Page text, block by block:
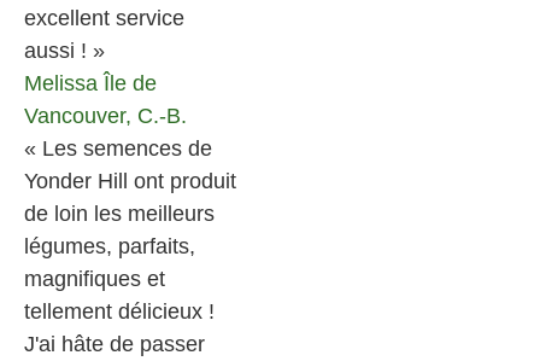
excellent service
aussi ! »
Melissa Île de
Vancouver, C.-B.
« Les semences de
Yonder Hill ont produit
de loin les meilleurs
légumes, parfaits,
magnifiques et
tellement délicieux !
J'ai hâte de passer